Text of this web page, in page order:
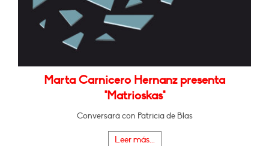
Marta Carnicero Hernanz presenta
"Matrioskas"
Conversará con Patricia de Blas
Leer más...